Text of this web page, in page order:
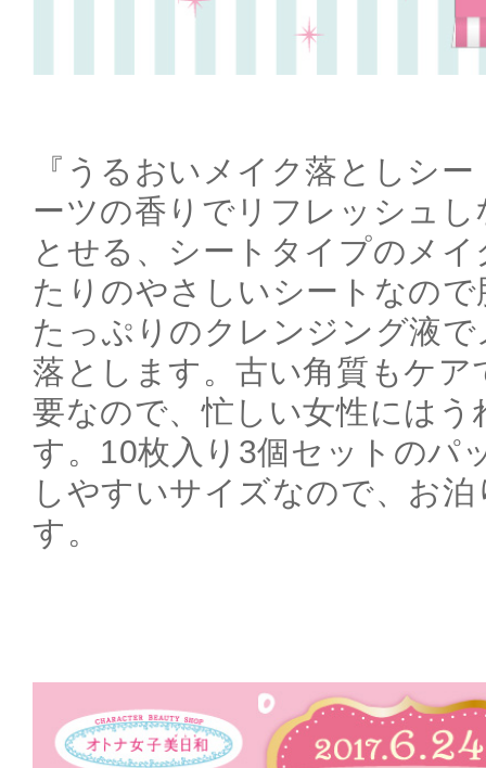
『うるおいメイク落としシ
ーツの香りでリフレッシュ
とせる、シートタイプのメ
たりのやさしいシートなの
たっぷりのクレンジング液
落とします。古い角質もケ
要なので、忙しい女性には
す。10枚入り3個セットのパ
しやすいサイズなので、お
す。